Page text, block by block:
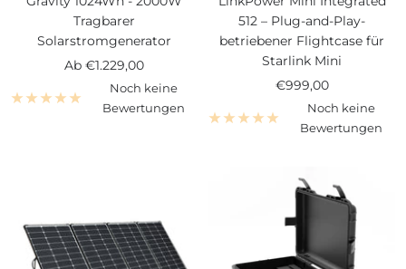
Tragbarer
Solarstromgenerator
Angebotspreis
Ab €1.229,00
Noch keine
Bewertungen
512 – Plug-and-Play-
betriebener Flightcase für
Starlink Mini
Angebotspreis
€999,00
Noch keine
Bewertungen